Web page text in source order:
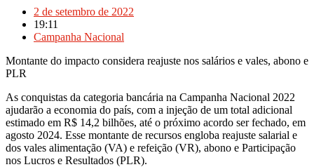
2 de setembro de 2022
19:11
Campanha Nacional
Montante do impacto considera reajuste nos salários e vales, abono e
PLR
As conquistas da categoria bancária na Campanha Nacional 2022
ajudarão a economia do país, com a injeção de um total adicional
estimado em R$ 14,2 bilhões, até o próximo acordo ser fechado, em
agosto 2024. Esse montante de recursos engloba reajuste salarial e
dos vales alimentação (VA) e refeição (VR), abono e Participação
nos Lucros e Resultados (PLR).